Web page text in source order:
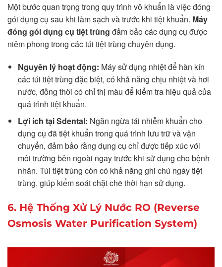
Một bước quan trọng trong quy trình vô khuẩn là việc đóng
gói dụng cụ sau khi làm sạch và trước khi tiệt khuẩn. Máy
đóng gói dụng cụ tiệt trùng đảm bảo các dụng cụ được
niêm phong trong các túi tiệt trùng chuyên dụng.
Nguyên lý hoạt động: Máy sử dụng nhiệt để hàn kín
các túi tiệt trùng đặc biệt, có khả năng chịu nhiệt và hơi
nước, đồng thời có chỉ thị màu để kiểm tra hiệu quả của
quá trình tiệt khuẩn.
Lợi ích tại Sdental: Ngăn ngừa tái nhiễm khuẩn cho
dụng cụ đã tiệt khuẩn trong quá trình lưu trữ và vận
chuyển, đảm bảo rằng dụng cụ chỉ được tiếp xúc với
môi trường bên ngoài ngay trước khi sử dụng cho bệnh
nhân. Túi tiệt trùng còn có khả năng ghi chú ngày tiệt
trùng, giúp kiểm soát chặt chẽ thời hạn sử dụng.
6. Hệ Thống Xử Lý Nước RO (Reverse
Osmosis Water Purification System)